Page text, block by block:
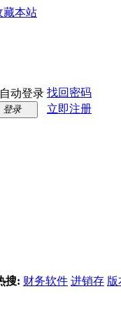
藏本站
自动登录 找回密码
登录
立即注册
搜: 财务软件 进销存 版